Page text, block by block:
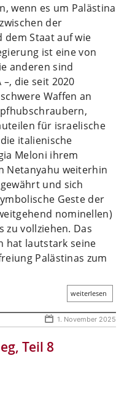
wenn es um Palästina
der
Staat auf wie
ist eine von
anderen sind
die seit 2020
Waffen an
für israelische
italienische
Meloni ihrem
Netanyahu weiterhin
und sich
Geste der
nominellen)
zu vollziehen. Das
hat lautstark seine
Palästinas zum
weiterlesen
1. November 2025
Teil 8